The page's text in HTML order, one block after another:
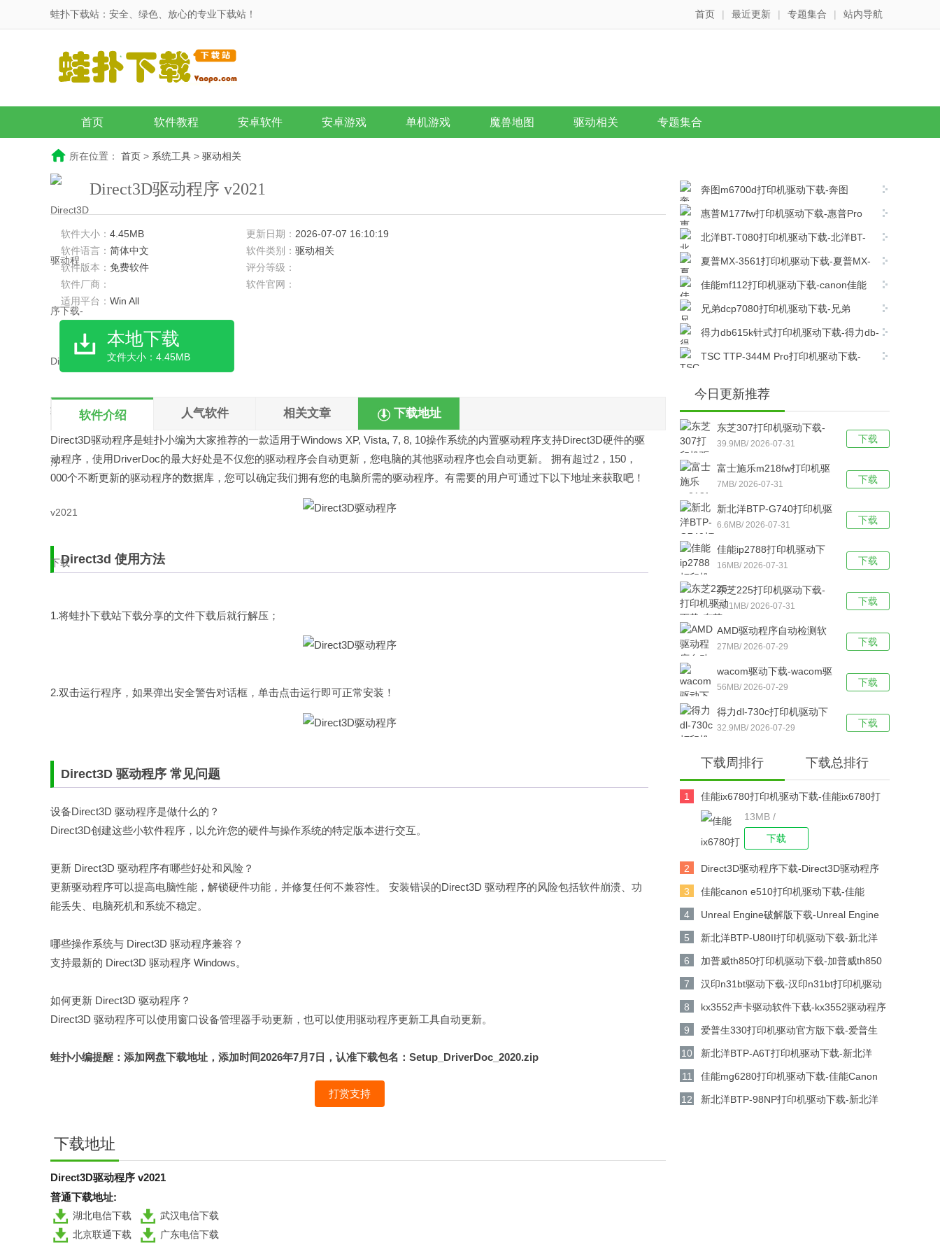
蛙扑下载站：安全、绿色、放心的专业下载站！ 首页 | 最近更新 | 专题集合 | 站内导航
首页 软件教程 安卓软件 安卓游戏 单机游戏 魔兽地图 驱动相关 专题集合
所在位置： 首页 > 系统工具 > 驱动相关
Direct3D驱动程序 v2021
软件大小： 4.45MB 更新日期： 2026-07-07 16:10:19
软件语言： 简体中文 软件类别： 驱动相关
软件版本： 免费软件
评分等级：
软件厂商：
软件官网：
适用平台： Win All
本地下载
文件大小：4.45MB
软件介绍 人气软件 相关文章 下载地址
Direct3D驱动程序是蛙扑小编为大家推荐的一款适用于Windows XP, Vista, 7, 8, 10操作系统的内置驱动程序支持Direct3D硬件的驱
动程序，使用DriverDoc的最大好处是不仅您的驱动程序会自动更新，您电脑的其他驱动程序也会自动更新。 拥有超过2，150，
000个不断更新的驱动程序的数据库，您可以确定我们拥有您的电脑所需的驱动程序。有需要的用户可通过下以下地址来获取吧！
Direct3d 使用方法
1.将蛙扑下载站下载分享的文件下载后就行解压；
2.双击运行程序，如果弹出安全警告对话框，单击点击运行即可正常安装！
Direct3D 驱动程序 常见问题
设备Direct3D 驱动程序是做什么的？
Direct3D创建这些小软件程序，以允许您的硬件与操作系统的特定版本进行交互。
更新 Direct3D 驱动程序有哪些好处和风险？
更新驱动程序可以提高电脑性能，解锁硬件功能，并修复任何不兼容性。 安装错误的Direct3D 驱动程序的风险包括软件崩溃、功
能丢失、电脑死机和系统不稳定。
哪些操作系统与 Direct3D 驱动程序兼容？
支持最新的 Direct3D 驱动程序 Windows。
如何更新 Direct3D 驱动程序？
Direct3D 驱动程序可以使用窗口设备管理器手动更新，也可以使用驱动程序更新工具自动更新。
蛙扑小编提醒：添加网盘下载地址，添加时间2026年7月7日，认准下载包名：Setup_DriverDoc_2020.zip
打赏支持
下载地址
Direct3D驱动程序 v2021
普通下载地址:
湖北电信下载
武汉电信下载
北京联通下载
广东电信下载
奔图m6700d打印机驱动下载-奔图
m6700d打印机驱动最新版下载
惠普M177fw打印机驱动下载-惠普Pro
M177fw MFP打印机驱动程序
v15.0.16260.1230官方版下载
北洋BT-T080打印机驱动下载-北洋BT-
T080打印机驱动 v1.10官方版下载
夏普MX-3561打印机驱动下载-夏普MX-
3561复合机驱动 v08.05.04.35官方版下载
佳能mf112打印机驱动下载-canon佳能
mf112打印机驱动电脑版下载
兄弟dcp7080打印机驱动下载-兄弟
dcp7080打印机驱动电脑版下载
得力db615k针式打印机驱动下载-得力db-
615k针式打印机驱动官方版下载
TSC TTP-344M Pro打印机驱动下载-
方最新版下载
今日更新推荐
下载
东芝307打印机驱动下载-
东芝307打印机驱动电脑版
下载
39.9MB/ 2026-07-31
下载
富士施乐m218fw打印机驱
动下载-富士施乐m218fw打
印机驱动官方版下载
7MB/ 2026-07-31
下载
新北洋BTP-G740打印机驱
动下载-新北洋BTP-G740
打印机驱动 v2.2.2.0官方版
6.6MB/ 2026-07-31
下载
佳能ip2788打印机驱动下
载-佳能ip2788打印机驱动
官方版下载
16MB/ 2026-07-31
下载
东芝225打印机驱动下载-
东芝Toshiba e-
STUDIO225打印机驱动电
36.1MB/ 2026-07-31
下载
AMD驱动程序自动检测软
件下载-AMD驱动程序自动
检测工具 v19.12.1 官方最
27MB/ 2026-07-29
下载
wacom驱动下载-wacom驱
动 v6.3.30 官方绿色版下载
56MB/ 2026-07-29
下载
得力dl-730c打印机驱动下
载-得力dl-730c条码打印机
32.9MB/ 2026-07-29
下载周排行 下载总排行
1
佳能ix6780打印机驱动下载-佳能ix6780打
印机驱动 v2.75 官方版下载
13MB /
下载
2
Direct3D驱动程序下载-Direct3D驱动程序
v2021下载
3
佳能canon e510打印机驱动下载-佳能
canon e510打印机驱动 V1.0 官方版下载
4
Unreal Engine破解版下载-Unreal Engine
V4.25.0中文版下载
5
新北洋BTP-U80II打印机驱动下载-新北洋
BTP-U80II打印机驱动 v1.01官方版下载
6
加普威th850打印机驱动下载-加普威th850
打印机驱动v7.0.1.0 官方版下载
7
汉印n31bt驱动下载-汉印n31bt打印机驱动
电脑版下载
8
kx3552声卡驱动软件下载-kx3552驱动程序
工具v5.15.18.1160 官方版下载
9
爱普生330打印机驱动官方版下载-爱普生
330打印机驱动 v6.74 中文版下载
10
新北洋BTP-A6T打印机驱动下载-新北洋
BTP-A6T打印机驱动 v1.0官方版下载
11
佳能mg6280打印机驱动下载-佳能Canon
PIXMA MG6280打印机驱动电脑版下载
12
新北洋BTP-98NP打印机驱动下载-新北洋